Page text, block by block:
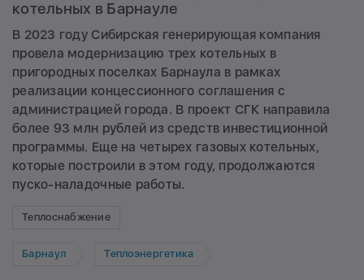
котельных в Барнауле
В 2023 году Сибирская генерирующая компания
провела модернизацию трех котельных в
пригородных поселках Барнаула в рамках
реализации концессионного соглашения с
администрацией города. В проект СГК направила
более 93 млн рублей из средств инвестиционной
программы. Еще на четырех газовых котельных,
которые построили в этом году, продолжаются
пуско-наладочные работы.
Теплоснабжение
Барнаул Теплоэнергетика